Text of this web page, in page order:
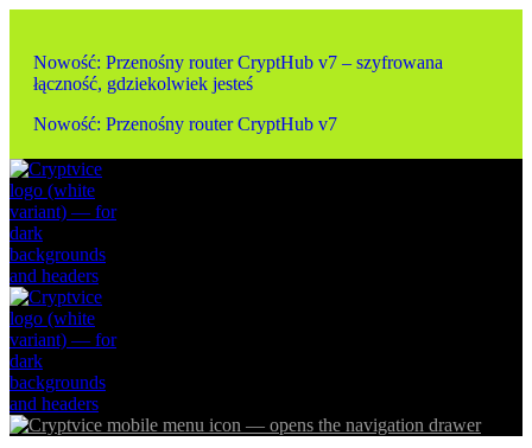
Nowość: Przenośny router CryptHub v7 – szyfrowana
łączność, gdziekolwiek jesteś
Nowość: Przenośny router CryptHub v7